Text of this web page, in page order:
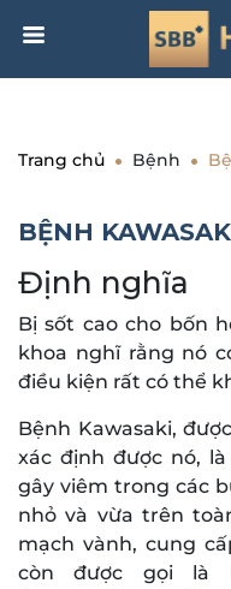
Trang chủ Bệnh
BỆNH
Định nghĩa
Bị sốt cao cho bốn
khoa nghĩ rằng nó
điều kiện rất có thể
Bệnh Kawasaki,
xác định được nó,
gây viêm trong các
nhỏ và vừa trên
mạch vành, cung
còn được gọi là